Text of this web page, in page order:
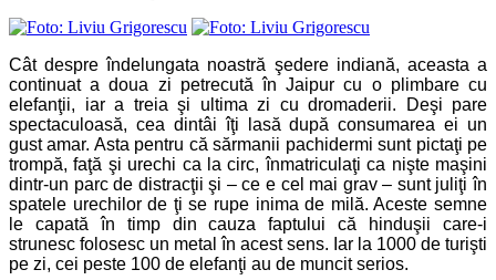
Cât despre îndelungata noastră şedere indiană, aceasta a
continuat a doua zi petrecută în Jaipur cu o plimbare cu
elefanţii, iar a treia şi ultima zi cu dromaderii. Deşi pare
spectaculoasă, cea dintâi îţi lasă după consumarea ei un
gust amar. Asta pentru că sărmanii pachidermi sunt pictaţi pe
trompă, faţă şi urechi ca la circ, înmatriculaţi ca nişte maşini
dintr-un parc de distracţii şi – ce e cel mai grav – sunt juliţi în
spatele urechilor de ţi se rupe inima de milă. Aceste semne
le capată în timp din cauza faptului că hinduşii care-i
strunesc folosesc un metal în acest sens. Iar la 1000 de turişti
pe zi, cei peste 100 de elefanţi au de muncit serios.